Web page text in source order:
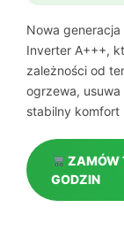
Nowa
Inverter A+++,
zależności od
ogrzewa,
stabilny komfort
ZAMÓW
GODZIN